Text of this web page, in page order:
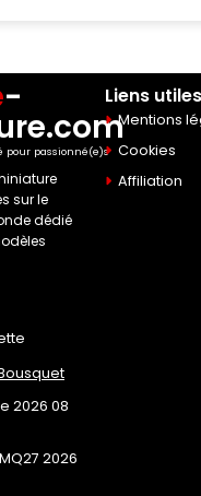
-
pour passionné(e)s
sur le
dédié
Liens utiles
Mentions
Cookies
Affiliation
2026 08
2026